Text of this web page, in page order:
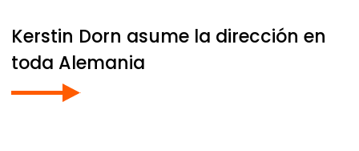
Kerstin Dorn asume la dirección en
toda Alemania